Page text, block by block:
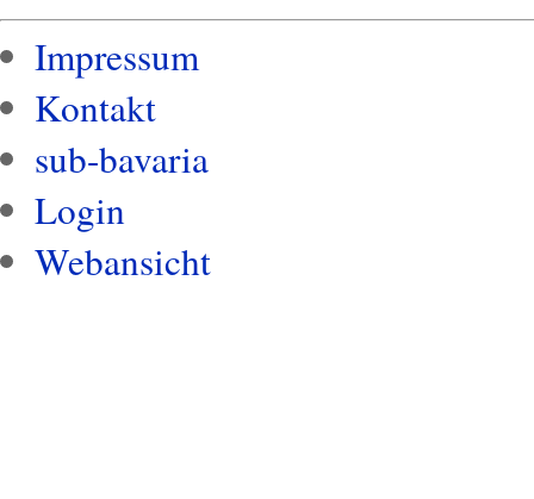
Impressum
Kontakt
sub-bavaria
Login
Webansicht